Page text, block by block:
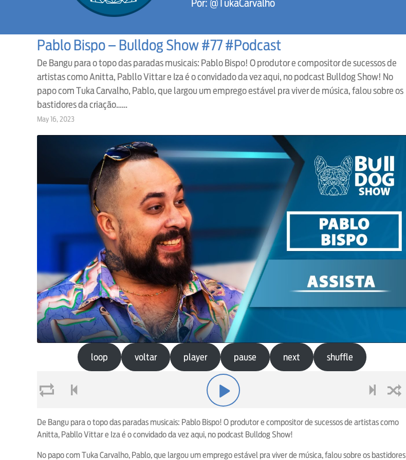
Por: @TukaCarvalho
Pablo Bispo – Bulldog Show #77 #Podcast
De Bangu para o topo das paradas musicais: Pablo Bispo! O produtor e compositor de sucessos de
artistas como Anitta, Pabllo Vittar e Iza é o convidado da vez aqui, no podcast Bulldog Show! No
papo com Tuka Carvalho, Pablo, que largou um emprego estável pra viver de música, falou sobre os
bastidores da criação……
May 16, 2023
loop voltar player pause next shuffle
De Bangu para o topo das paradas musicais: Pablo Bispo! O produtor e compositor de sucessos de artistas como
Anitta, Pabllo Vittar e Iza é o convidado da vez aqui, no podcast Bulldog Show!
No papo com Tuka Carvalho, Pablo, que largou um emprego estável pra viver de música, falou sobre os bastidores